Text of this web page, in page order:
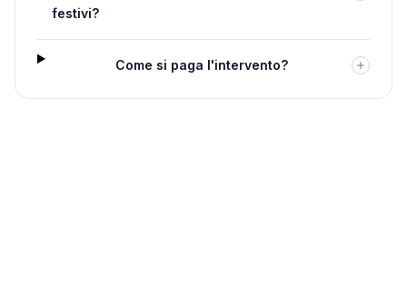
festivi?
Come si paga l'intervento?